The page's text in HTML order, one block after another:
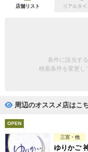
初回割引あり
ペアルームあり
フットバスあり
専用駐車場あり
店舗リスト リアルタ
条件に該当す
検索条件を変更し
周辺のオススメ店はこ
OPEN
三宮・他
ゆりかご